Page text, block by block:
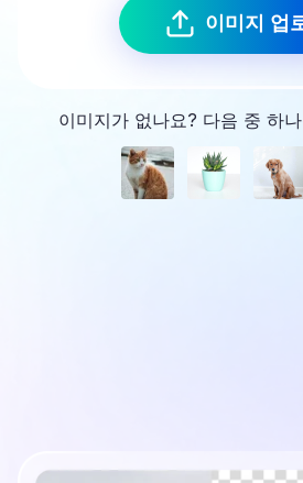
이미지 업
이미지가 없나요? 다음 중 하